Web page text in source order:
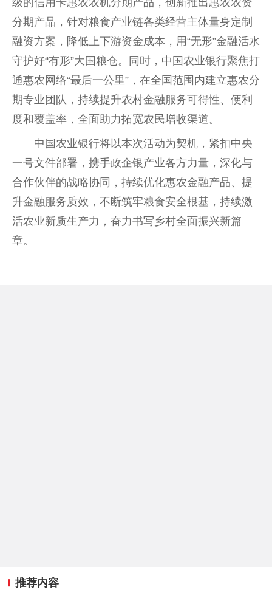
级的信用卡惠农农机分期产品，创新推出惠农农资
分期产品，针对粮食产业链各类经营主体量身定制
融资方案，降低上下游资金成本，用“无形”金融活水
守护好“有形”大国粮仓。同时，中国农业银行聚焦打
通惠农网络“最后一公里”，在全国范围内建立惠农分
期专业团队，持续提升农村金融服务可得性、便利
度和覆盖率，全面助力拓宽农民增收渠道。
中国农业银行将以本次活动为契机，紧扣中央
一号文件部署，携手政企银产业各方力量，深化与
合作伙伴的战略协同，持续优化惠农金融产品、提
升金融服务质效，不断筑牢粮食安全根基，持续激
活农业新质生产力，奋力书写乡村全面振兴新篇
章。
推荐内容